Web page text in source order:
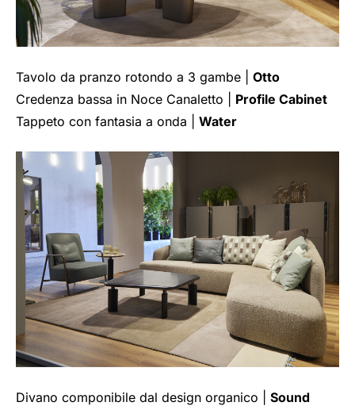
Tavolo da pranzo rotondo a 3 gambe | Otto
Credenza bassa in Noce Canaletto | Profile Cabinet
Tappeto con fantasia a onda | Water
Divano componibile dal design organico | Sound